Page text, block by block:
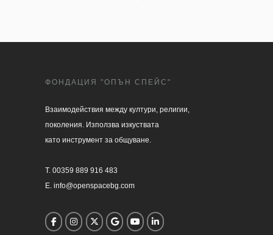
ФОНДАЦИЯ "ОПЪН СПЕЙС"
Взаимодействия между култури, религии,
поколения. Използва изкуствата
като инструмент за общуване.
T. 00359 889 916 483
E. info@openspacebg.com